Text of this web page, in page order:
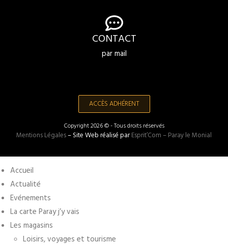
CONTACT
par mail
ACCÈS ADHÉRENT
Copyright 2026 © - Tous droits réservés
Mentions Légales– Site Web réalisé parEsprit’Com – Paray le Monial
Accueil
Actualité
Evénements
La carte Paray j’y vais
Les magasins
Loisirs, voyages et tourisme